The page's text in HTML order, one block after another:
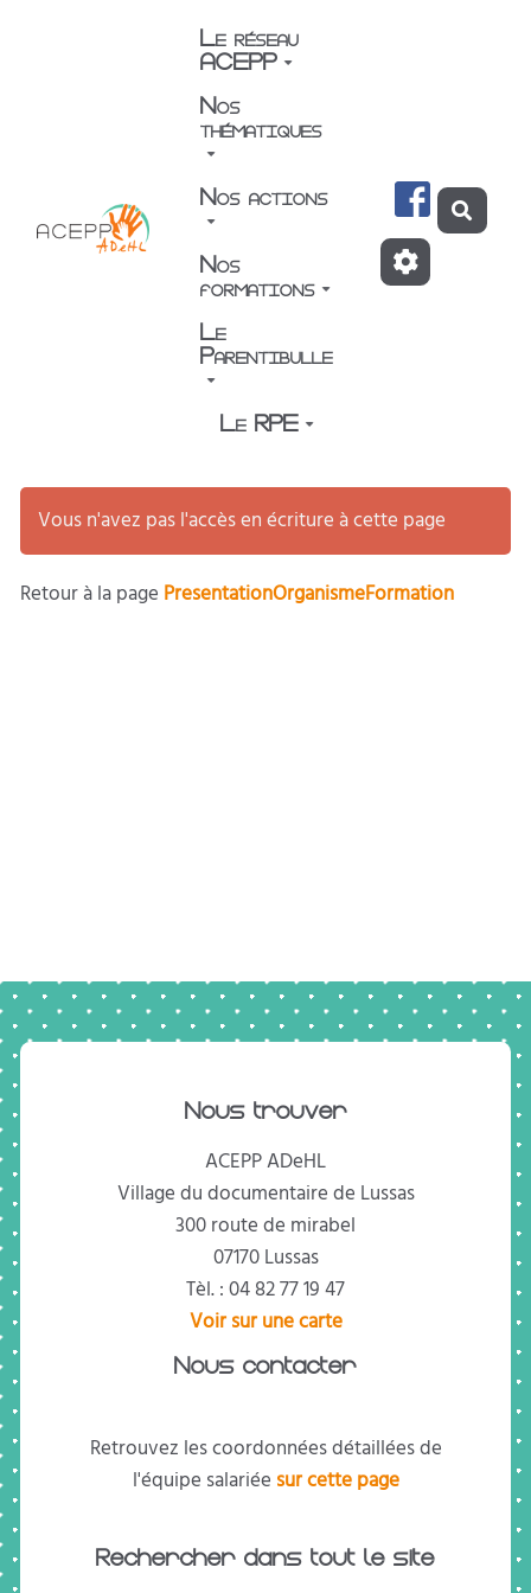
Aller au contenu principalLe réseau
ACEPP
Nos
thématiques
Nos actions
Nos
formations
Le
Parentibulle
Le RPE
Vous n'avez pas l'accès en écriture à cette page
Retour à la page PresentationOrganismeFormation
Nous trouver
ACEPP ADeHL
Village du documentaire de Lussas
300 route de mirabel
07170 Lussas
Tèl. : 04 82 77 19 47
Voir sur une carte
Nous contacter
Retrouvez les coordonnées détaillées de
l'équipe salariée sur cette page
Rechercher dans tout le site